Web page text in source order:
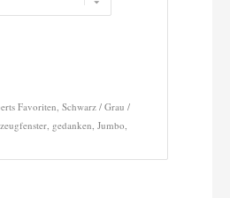
Favoriten Schwarz / Grau /
gedanken Jumbo